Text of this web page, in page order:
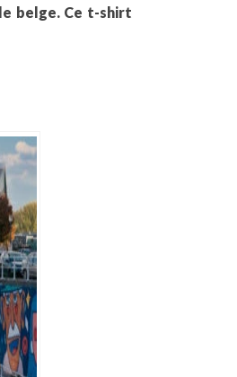
belge. Ce t-shirt